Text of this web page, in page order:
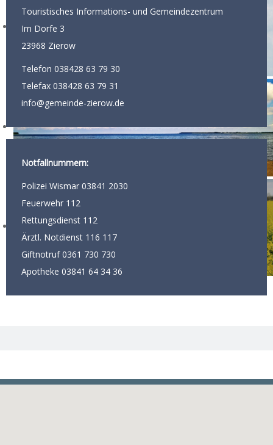
.Touristisches Informations- und Gemeindezentrum
Im Dorfe 3
23968 Zierow
Telefon 038428 63 79 30
Telefax 038428 63 79 31
info@gemeinde-zierow.de
Notfallnummern:
Polizei Wismar 03841 2030
Feuerwehr 112
Rettungsdienst 112
Ärztl. Notdienst 116 117
Giftnotruf 0361 730 730
Apotheke 03841 64 34 36